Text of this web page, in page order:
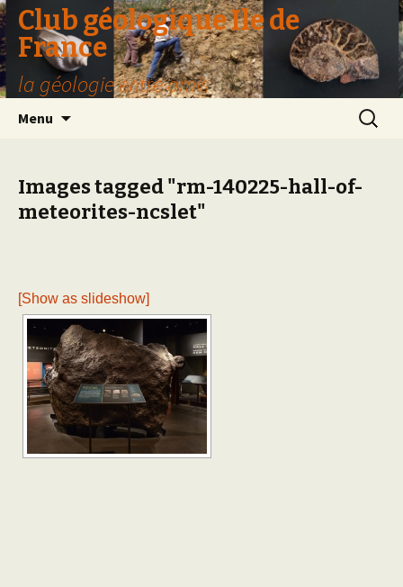
Club géologique Ile de
France
la géologie entre amis
Menu
Images tagged "rm-140225-hall-of-
meteorites-ncslet"
[Show as slideshow]